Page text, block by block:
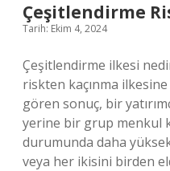
Çeşitlendirme
Tarih: Ekim 4, 2024
Çeşitlendirme ilkesi
riskten kaçınma
gören sonuç, bir
yerine bir grup menkul
durumunda daha
veya her ikisini birden